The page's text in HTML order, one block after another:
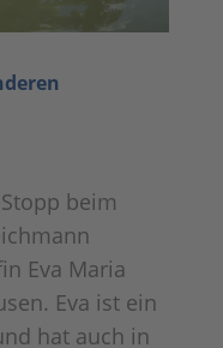
beim
Eva Maria
Eva ist ein
hat auch in